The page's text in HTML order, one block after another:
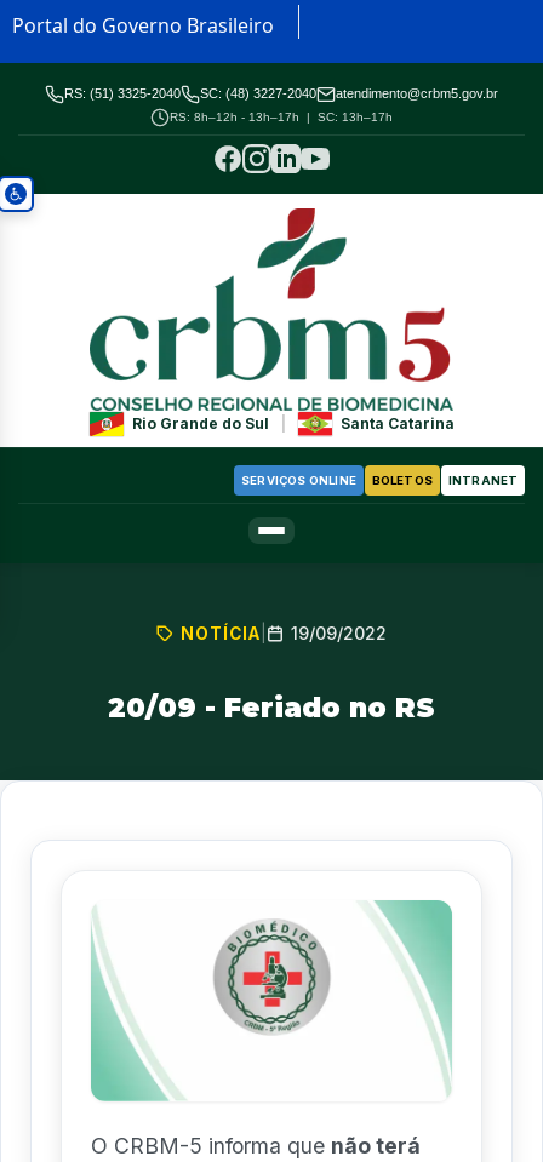
Portal do Governo Brasileiro
RS: (51) 3325-2040 SC: (48) 3227-2040 atendimento@crbm5.gov.br
RS: 8h–12h - 13h–17h | SC: 13h–17h
Rio Grande do Sul Santa Catarina
SERVIÇOS ONLINE BOLETOS INTRANET
NOTÍCIA 19/09/2022
20/09 - Feriado no RS
O CRBM-5 informa que não terá